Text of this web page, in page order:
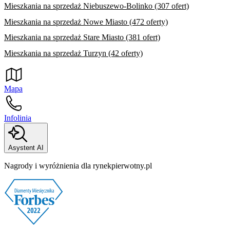
Mieszkania na sprzedaż Niebuszewo-Bolinko (307 ofert)
Mieszkania na sprzedaż Nowe Miasto (472 oferty)
Mieszkania na sprzedaż Stare Miasto (381 ofert)
Mieszkania na sprzedaż Turzyn (42 oferty)
Mapa
Infolinia
Asystent AI
Nagrody i wyróżnienia dla rynekpierwotny.pl